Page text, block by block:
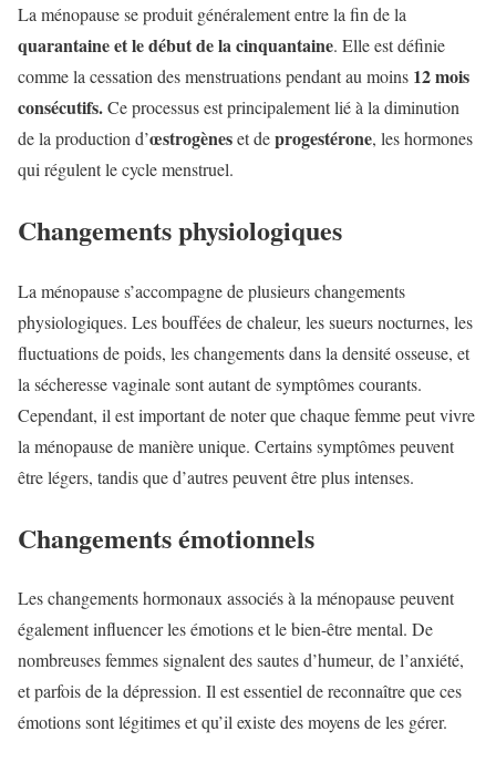
La ménopause se produit généralement entre la fin de la
quarantaine et le début de la cinquantaine. Elle est définie
comme la cessation des menstruations pendant au moins 12 mois
consécutifs.Ce processus est principalement lié à la diminution
de la production d’œstrogèneset deprogestérone, les hormones
qui régulent le cycle menstruel.
Changements physiologiques
La ménopause s’accompagne de plusieurs changements
physiologiques. Les bouffées de chaleur, les sueurs nocturnes, les
fluctuations de poids, les changements dans la densité osseuse, et
la sécheresse vaginale sont autant de symptômes courants.
Cependant, il est important de noter que chaque femme peut vivre
la ménopause de manière unique. Certains symptômes peuvent
être légers, tandis que d’autres peuvent être plus intenses.
Changements émotionnels
Les changements hormonaux associés à la ménopause peuvent
également influencer les émotions et le bien-être mental. De
nombreuses femmes signalent des sautes d’humeur, de l’anxiété,
et parfois de la dépression. Il est essentiel de reconnaître que ces
émotions sont légitimes et qu’il existe des moyens de les gérer.